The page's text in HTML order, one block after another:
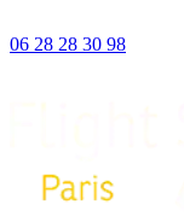
06 28 28 30 98